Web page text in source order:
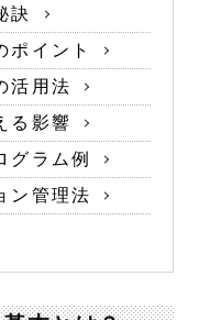
訣
ポイント
活用法
る影響
グラム例
ン管理法